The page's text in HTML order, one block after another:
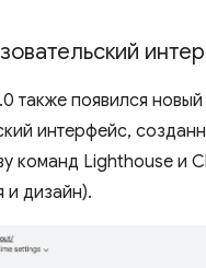
также появился новый
интерфейс,
команд Lighthouse и
и дизайн).